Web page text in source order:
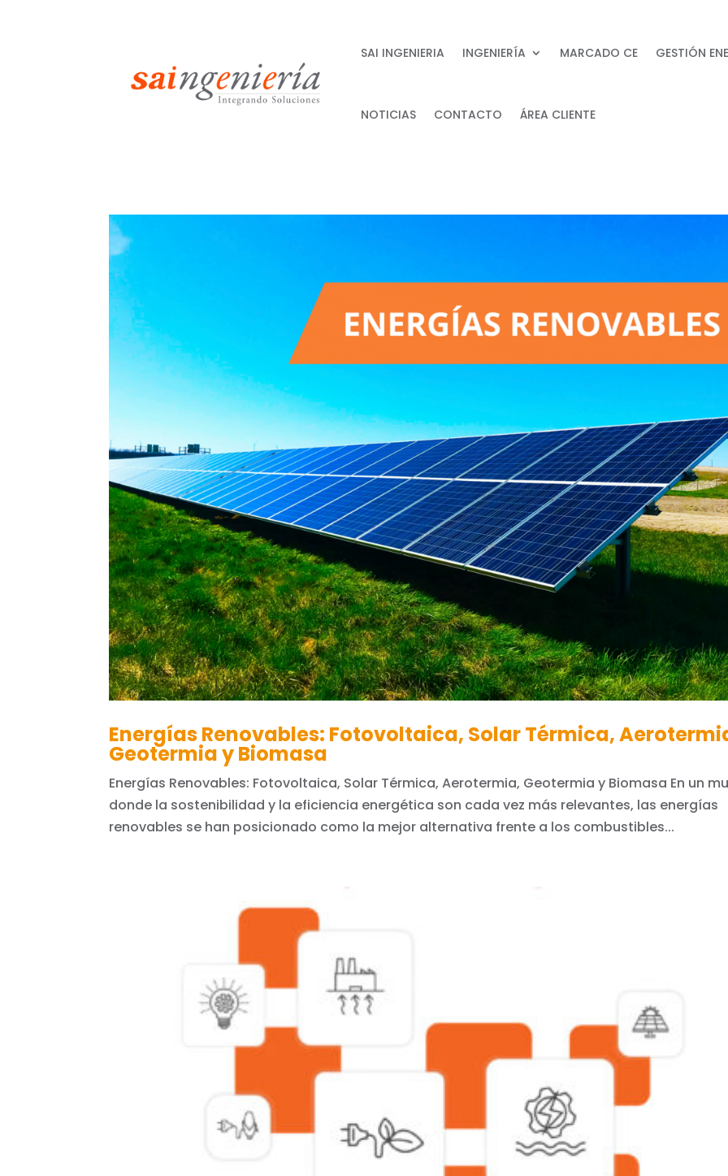
SAI INGENIERIA INGENIERÍA MARCADO CE GESTIÓN
NOTICIAS CONTACTO ÁREA CLIENTE
Energías Renovables: Fotovoltaica, Solar Térmica,
Geotermia y Biomasa
Energías Renovables: Fotovoltaica, Solar Térmica, Aerotermia, Geotermia y Biomasa En un
donde la sostenibilidad y la eficiencia energética son cada vez más relevantes, las energías
renovables se han posicionado como la mejor alternativa frente a los combustibles...